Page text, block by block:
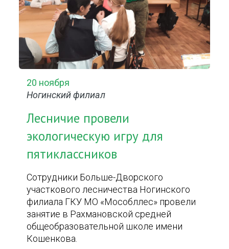
20 ноября
Ногинский филиал
Лесничие провели
экологическую игру для
пятиклассников
Сотрудники Больше-Дворского
участкового лесничества Ногинского
филиала ГКУ МО «Мособллес» провели
занятие в Рахмановской средней
общеобразовательной школе имени
Кошенкова.